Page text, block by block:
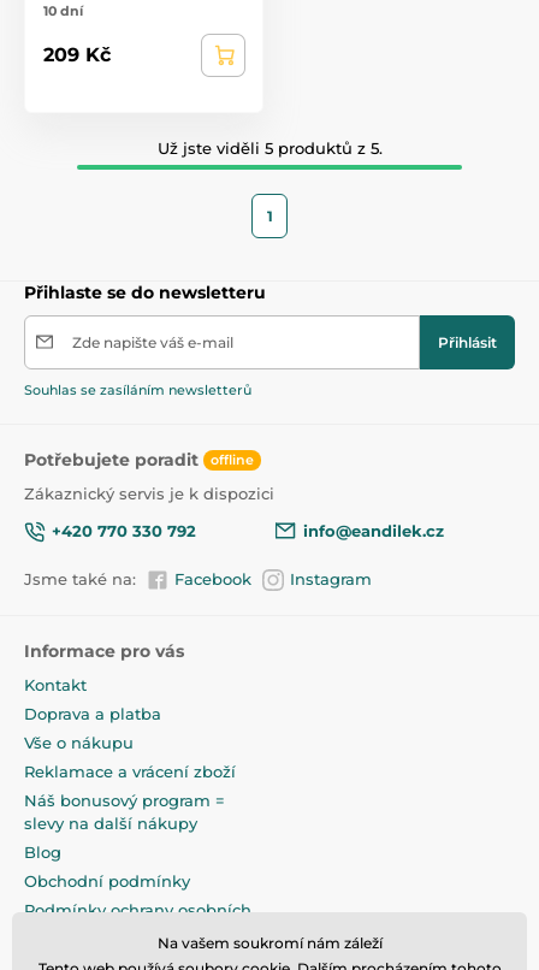
10 dní
209 Kč
Už jste viděli 5 produktů z 5.
1
Přihlaste se do newsletteru
Zde napište váš e-mail Přihlásit
Souhlas se zasíláním newsletterů
Potřebujete poradit offline
Zákaznický servis je k dispozici
+420 770 330 792
info@eandilek.cz
Jsme také na: Facebook Instagram
Informace pro vás
Kontakt
Doprava a platba
Vše o nákupu
Reklamace a vrácení zboží
Náš bonusový program =
slevy na další nákupy
Blog
Obchodní podmínky
Podmínky ochrany osobních
Na pečlivé zabalení klademe
Na vašem soukromí nám záleží